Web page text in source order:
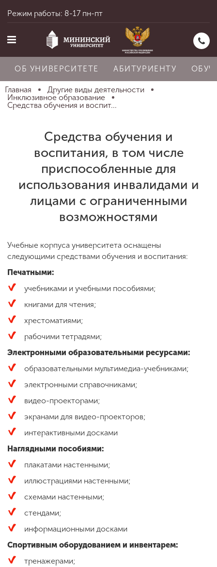
Об университете
Абитуриенту
Обучение
Наука
Международная
Другие виды
деятельности
Студенческая жизнь
Сведения об
образовательной
организации
ENG SPN CHI
Приемная
+7 (831) 262-26-20
Режим работы: 8-17 пн-пт
ОБ УНИВЕРСИТЕТЕ АБИТУРИЕНТУ
Главная
Другие виды деятельности
Инклюзивное образование
Средства обучения и воспит...
Средства обучения и
воспитания, в том числе
приспособленные для
использования инвалидами и
лицами с ограниченными
возможностями
Учебные корпуса университета оснащены
следующими средствами обучения и воспитания:
Печатными:
учебниками и учебными пособиями;
книгами для чтения;
хрестоматиями;
рабочими тетрадями;
Электронными образовательными ресурсами:
образовательными мультимедиа-учебниками;
электронными справочниками;
видео-проекторами;
экранами для видео-проекторов;
интерактивными досками
Наглядными пособиями:
плакатами настенными;
иллюстрациями настенными;
схемами настенными;
стендами;
информационными досками
Спортивным оборудованием и инвентарем:
тренажерами;